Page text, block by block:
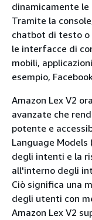
dinamicamente le
Tramite la
chatbot di testo o
le interfacce di
mobili,
esempio,
Amazon Lex V2
avanzate che
potente e
Language Models
degli intenti e la
all'interno degli
Ciò significa una
degli utenti con
Amazon Lex V2